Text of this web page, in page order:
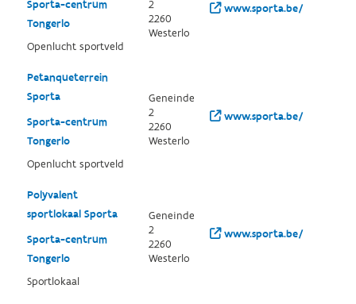
Sporta-centrum
Tongerlo
Openlucht sportveld
2
2260
Westerlo
www.sporta.be/
Petanqueterrein
Sporta
Sporta-centrum
Tongerlo
Openlucht sportveld
Geneinde
2
2260
Westerlo
www.sporta.be/
Polyvalent
sportlokaal Sporta
Sporta-centrum
Tongerlo
Sportlokaal
Geneinde
2
2260
Westerlo
www.sporta.be/